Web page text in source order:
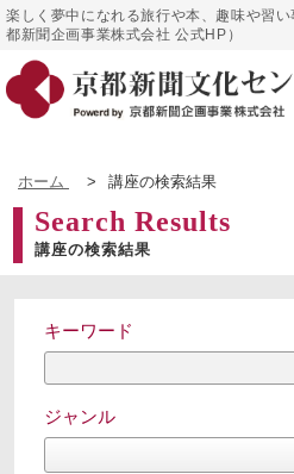
楽しく夢中になれる旅行や本、趣味や習
都新聞企画事業株式会社 公式HP）
ホーム > 講座の検索結果
Search Results
講座の検索結果
キーワード
ジャンル